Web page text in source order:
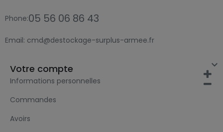
Phone:05 56 06 86 43
Email: cmd@destockage-surplus-armee.fr

Votre compte
Informations personnelles
Commandes
Avoirs